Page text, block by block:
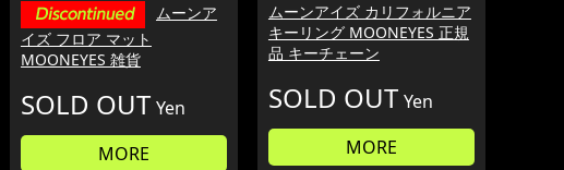
ムーンア
イズ フロア マット
MOONEYES 雑貨
SOLD OUT Yen
MORE
ムーンアイズ カリフォルニア
キーリング MOONEYES 正規
品 キーチェーン
SOLD OUT Yen
MORE